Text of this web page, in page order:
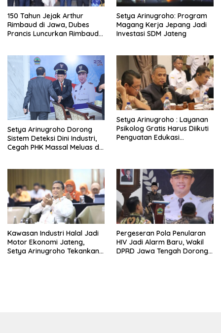
150 Tahun Jejak Arthur
Rimbaud di Jawa, Dubes
Prancis Luncurkan Rimbaud
Setya Arinugroho: Program
Magang Kerja Jepang Jadi
Investasi SDM Jateng
Setya Arinugroho Dorong
Sistem Deteksi Dini Industri,
Cegah PHK Massal Meluas di
Setya Arinugroho : Layanan
Psikolog Gratis Harus Diikuti
Penguatan Edukasi
Kawasan Industri Halal Jadi
Motor Ekonomi Jateng,
Setya Arinugroho Tekankan
Pergeseran Pola Penularan
HIV Jadi Alarm Baru, Wakil
DPRD Jawa Tengah Dorong